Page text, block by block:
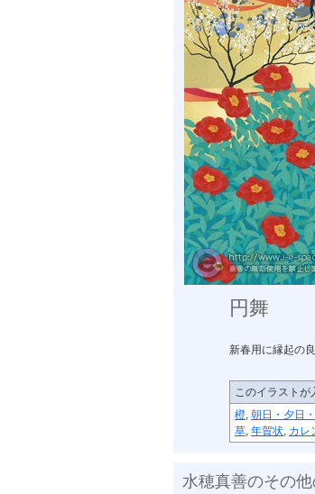
円舞
新春用に縁起の
このイラストが
橙, 朝日・夕日
草, 年賀状, カレ
水穂真善のその他
紅梅 桜花爛